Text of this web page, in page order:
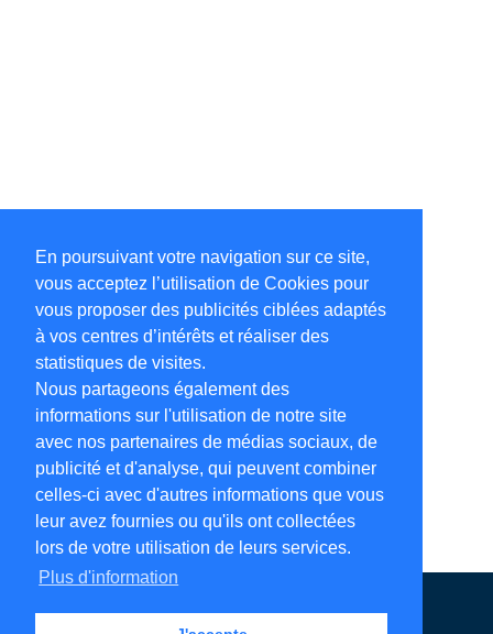
En poursuivant votre navigation sur ce site,
vous acceptez l’utilisation de Cookies pour
vous proposer des publicités ciblées adaptés
à vos centres d’intérêts et réaliser des
statistiques de visites.
Nous partageons également des
informations sur l'utilisation de notre site
avec nos partenaires de médias sociaux, de
publicité et d'analyse, qui peuvent combiner
celles-ci avec d'autres informations que vous
leur avez fournies ou qu'ils ont collectées
lors de votre utilisation de leurs services.
Plus d'information
Annuaire en ligne Légales Contact